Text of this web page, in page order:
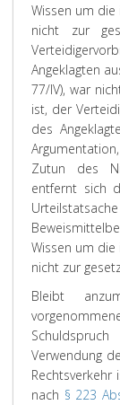
Wissen um die
nicht zur
Angeklagten
77/IV), war
ist, der
des
Zutun des
entfernt sich
Wissen um die
nicht zur
Bleibt
Verwendung
Rechtsverkehr
nach § 223